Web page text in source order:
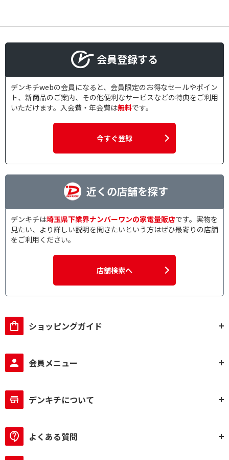
有
通話録音機能で絞り込む
有
みるだけＦＡＸ機能で絞り込む
クロスカット マイクロカット
裁断サイズで絞り込む
A4サイズ
CDカットで絞り込む
CDカット非対応
4本
150μm
印刷方式で絞り込む
会員登録する
デンキチwebの会員になると、会員限定のお得なセールやポイン
ト、新商品のご案内、その他便利なサービスなどの特典をご利用
いただけます。入会費・年会費は無料です。
今すぐ登録
近くの店舗を探す
デンキチは埼玉県下業界ナンバーワンの家電量販店です。実物を
見たい、より詳しい説明を聞きたいという方はぜひ最寄りの店舗
をご利用ください。
店舗検索へ
ショッピングガイド
会員メニュー
デンキチについて
よくある質問